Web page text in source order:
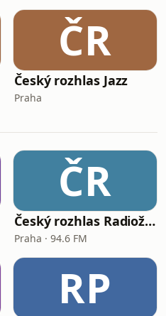
ČR
Český rozhlas Jazz
Praha
ČR
Český rozhlas Radiožurnál
Praha · 94.6 FM
RP